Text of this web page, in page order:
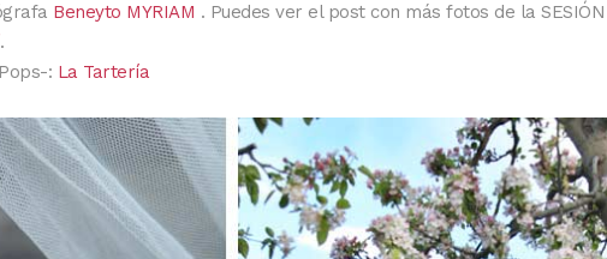
Beneyto MYRIAM . Puedes ver el post con más fotos de la SESIÓN
.
: La Tartería